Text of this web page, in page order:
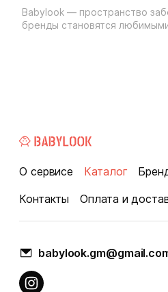
Babylook — пространство
бренды становятся
О сервисе Каталог
Контакты
Оплата и